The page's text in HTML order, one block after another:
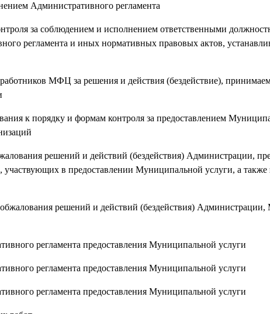
Административного регламента
за соблюдением и исполнением ответственными
регламента и иных нормативных правовых актов,
МФЦ за решения и действия (бездействие),
к порядку и формам контроля за предоставлением
решений и действий (бездействия) Администрации,
в предоставлении Муниципальной услуги, а
решений и действий (бездействия)
регламента предоставления Муниципальной услуги
регламента предоставления Муниципальной услуги
регламента предоставления Муниципальной услуги